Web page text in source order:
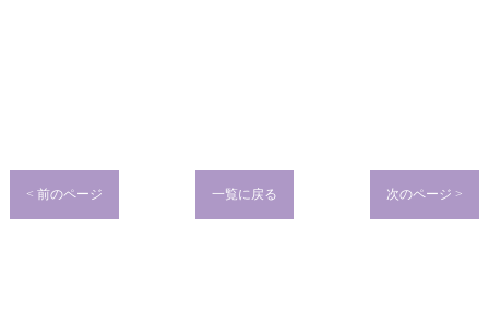
< 前のページ 一覧に戻る 次のページ >